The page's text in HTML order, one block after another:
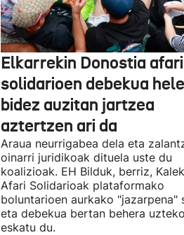
Elkarrekin Donostia afari
solidarioen debekua
bidez auzitan jartzea
aztertzen ari da
Araua neurrigabea dela eta
oinarri juridikoak dituela uste du
koalizioak. EH Bilduk, berriz,
Afari Solidarioak plataformako
boluntarioen aurkako "jazarpena"
eta debekua bertan behera uzteko
eskatu du.